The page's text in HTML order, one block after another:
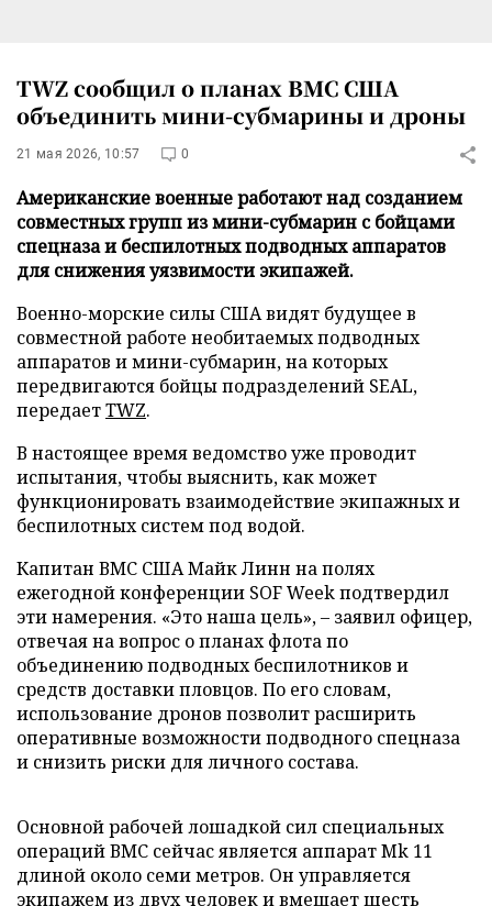
TWZ сообщил о планах ВМС США
объединить мини-субмарины и дроны
21 мая 2026, 10:57 0
Американские военные работают над созданием
совместных групп из мини-субмарин с бойцами
спецназа и беспилотных подводных аппаратов
для снижения уязвимости экипажей.
Военно-морские силы США видят будущее в
совместной работе необитаемых подводных
аппаратов и мини-субмарин, на которых
передвигаются бойцы подразделений SEAL,
передаетTWZ.
В настоящее время ведомство уже проводит
испытания, чтобы выяснить, как может
функционировать взаимодействие экипажных и
беспилотных систем под водой.
Капитан ВМС США Майк Линн на полях
ежегодной конференции SOF Week подтвердил
эти намерения. «Это наша цель», – заявил офицер,
отвечая на вопрос о планах флота по
объединению подводных беспилотников и
средств доставки пловцов. По его словам,
использование дронов позволит расширить
оперативные возможности подводного спецназа
и снизить риски для личного состава.
Основной рабочей лошадкой сил специальных
операций ВМС сейчас является аппарат Mk 11
длиной около семи метров. Он управляется
экипажем из двух человек и вмещает шесть